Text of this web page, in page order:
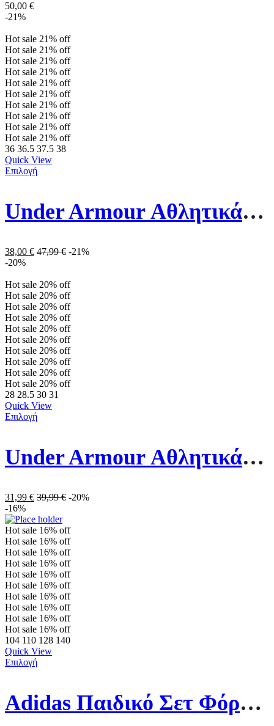
50,00 €
-21%
Hot sale 21% off
Hot sale 21% off
Hot sale 21% off
Hot sale 21% off
Hot sale 21% off
Hot sale 21% off
Hot sale 21% off
Hot sale 21% off
Hot sale 21% off
Hot sale 21% off
36 36.5 37.5 38
Quick View
Επιλογή
Under Armour Αθλητικά Παιδικά Παπούτσια Running Surge 4 3027108-001 Μαύρα
38,00 € 47,99€ -21%
-20%
Hot sale 20% off
Hot sale 20% off
Hot sale 20% off
Hot sale 20% off
Hot sale 20% off
Hot sale 20% off
Hot sale 20% off
Hot sale 20% off
Hot sale 20% off
Hot sale 20% off
28 28.5 30 31
Quick View
Επιλογή
Under Armour Αθλητικά Παιδικά Παπούτσια Running Surge 4 3027109-001 Μαύρα
31,99 € 39,99€ -20%
-16%
Hot sale 16% off
Hot sale 16% off
Hot sale 16% off
Hot sale 16% off
Hot sale 16% off
Hot sale 16% off
Hot sale 16% off
Hot sale 16% off
Hot sale 16% off
Hot sale 16% off
104 110 128 140
Quick View
Επιλογή
Adidas Παιδικό Σετ Φόρμας H40248 Ροζ